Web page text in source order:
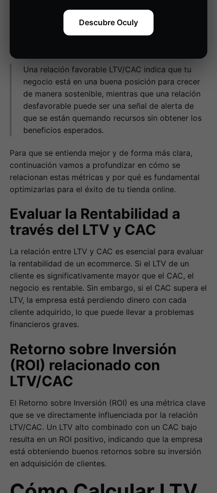
ecommerce. Comprender esta relación te permitirá
evaluar si estás generando suficientes ingresos de
tus clientes para cubrir los costes de adquisición y
Una relación favorable LTV/CAC indica que tu
negocio está en una buena posición para crecer
de manera sostenible, mientras que una relación
desfavorable puede ser una señal de alerta de
que se están quemando recursos sin obtener los
beneficios esperados.
Para que se entienda mejor y de forma más clara,
continuación vamos a profundizar en cómo se
relacionan estas métricas y por qué es fundamental
optimizarlas para el éxito de tu tienda online.
Evaluar la Rentabilidad a
través del LTV y CAC
La relación entre LTV y CAC es esencial para evaluar
la rentabilidad de un ecommerce. Si el LTV de un
cliente es significativamente mayor que el CAC, el
negocio es rentable. Sin embargo, si el CAC supera el
LTV, la empresa está perdiendo dinero con cada
cliente adquirido, lo que puede llevar a problemas
financieros graves.
Retorno sobre Inversión
(ROI) relacionado con
LTV/CAC
El Retorno sobre Inversión (ROI) es una métrica clave
que se ve directamente influenciada por la relación
LTV/CAC. Un LTV alto combinado con un CAC bajo
resulta en un ROI positivo, indicando que la empresa
está obteniendo buenos retornos sobre su inversión
en adquisición de clientes.
Descubre Oculy